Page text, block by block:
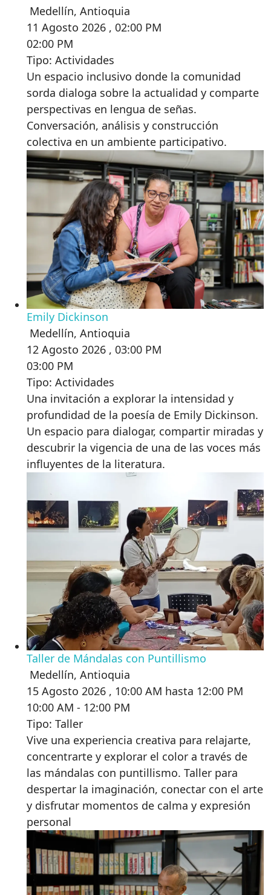
Medellín, Antioquia
11 Agosto 2026 , 02:00 PM
02:00 PM
Tipo: Actividades
Un espacio inclusivo donde la comunidad
sorda dialoga sobre la actualidad y comparte
perspectivas en lengua de señas.
Conversación, análisis y construcción
colectiva en un ambiente participativo.
Emily Dickinson
Medellín, Antioquia
12 Agosto 2026 , 03:00 PM
03:00 PM
Tipo: Actividades
Una invitación a explorar la intensidad y
profundidad de la poesía de Emily Dickinson.
Un espacio para dialogar, compartir miradas y
descubrir la vigencia de una de las voces más
influyentes de la literatura.
Taller de Mándalas con Puntillismo
Medellín, Antioquia
15 Agosto 2026 , 10:00 AM hasta 12:00 PM
10:00 AM - 12:00 PM
Tipo: Taller
Vive una experiencia creativa para relajarte,
concentrarte y explorar el color a través de
las mándalas con puntillismo. Taller para
despertar la imaginación, conectar con el arte
y disfrutar momentos de calma y expresión
personal